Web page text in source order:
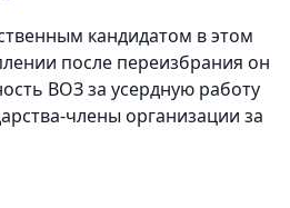
кандидатом в этом
после переизбрания он
ВОЗ за усердную работу
члены организации за